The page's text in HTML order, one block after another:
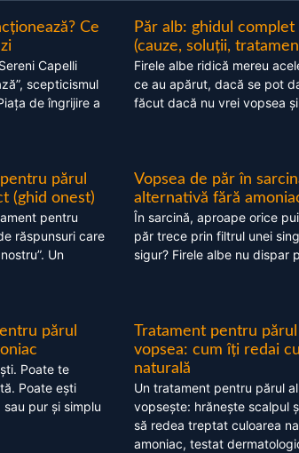
Ce
Capelli
scepticismul
de îngrijire a
Păr alb: ghidul complet
(cauze, soluții,
Firele albe ridică mereu
ce au apărut, dacă se pot
făcut dacă nu vrei vopsea
părul
(ghid onest)
pentru
răspunsuri care
Un
Vopsea de păr în
alternativă fără
În sarcină, aproape orice
păr trece prin filtrul unei
sigur? Firele albe nu dispar
părul
Poate te
Poate ești
pur și simplu
Tratament pentru
vopsea: cum îți redai
naturală
Un tratament pentru părul
vopsește: hrănește scalpul
să redea treptat culoarea
amoniac, testat